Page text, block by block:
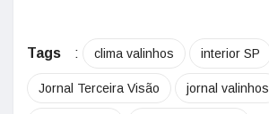
Tags : clima valinhos interior SP
Jornal Terceira Visão jornal valinhos